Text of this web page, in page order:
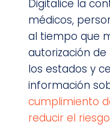
Digitalice la
médicos,
al tiempo que
autorización
los estados y
información
cumplimiento
reducir el